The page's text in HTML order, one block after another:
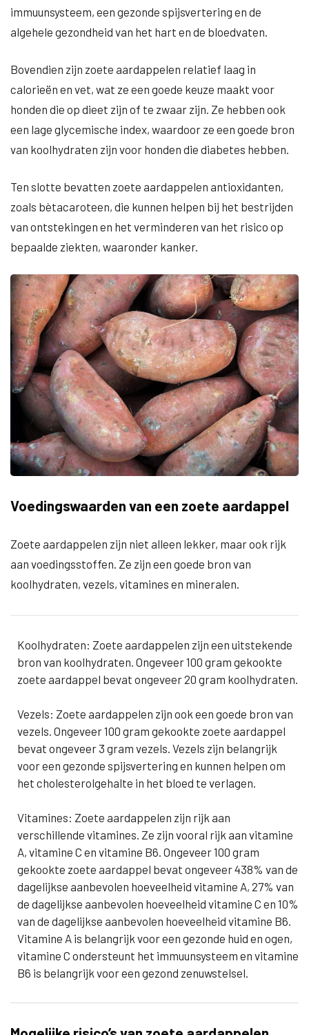
immuunsysteem, een gezonde spijsvertering en de
algehele gezondheid van het hart en de bloedvaten.
Bovendien zijn zoete aardappelen relatief laag in
calorieën en vet, wat ze een goede keuze maakt voor
honden die op dieet zijn of te zwaar zijn. Ze hebben ook
een lage glycemische index, waardoor ze een goede bron
van koolhydraten zijn voor honden die diabetes hebben.
Ten slotte bevatten zoete aardappelen antioxidanten,
zoals bètacaroteen, die kunnen helpen bij het bestrijden
van ontstekingen en het verminderen van het risico op
bepaalde ziekten, waaronder kanker.
Voedingswaarden van een zoete aardappel
Zoete aardappelen zijn niet alleen lekker, maar ook rijk
aan voedingsstoffen. Ze zijn een goede bron van
koolhydraten, vezels, vitamines en mineralen.
Koolhydraten: Zoete aardappelen zijn een uitstekende
bron van koolhydraten. Ongeveer 100 gram gekookte
zoete aardappel bevat ongeveer 20 gram koolhydraten.
Vezels: Zoete aardappelen zijn ook een goede bron van
vezels. Ongeveer 100 gram gekookte zoete aardappel
bevat ongeveer 3 gram vezels. Vezels zijn belangrijk
voor een gezonde spijsvertering en kunnen helpen om
het cholesterolgehalte in het bloed te verlagen.
Vitamines: Zoete aardappelen zijn rijk aan
verschillende vitamines. Ze zijn vooral rijk aan vitamine
A, vitamine C en vitamine B6. Ongeveer 100 gram
gekookte zoete aardappel bevat ongeveer 438% van de
dagelijkse aanbevolen hoeveelheid vitamine A, 27% van
de dagelijkse aanbevolen hoeveelheid vitamine C en 10%
van de dagelijkse aanbevolen hoeveelheid vitamine B6.
Vitamine A is belangrijk voor een gezonde huid en ogen,
vitamine C ondersteunt het immuunsysteem en vitamine
B6 is belangrijk voor een gezond zenuwstelsel.